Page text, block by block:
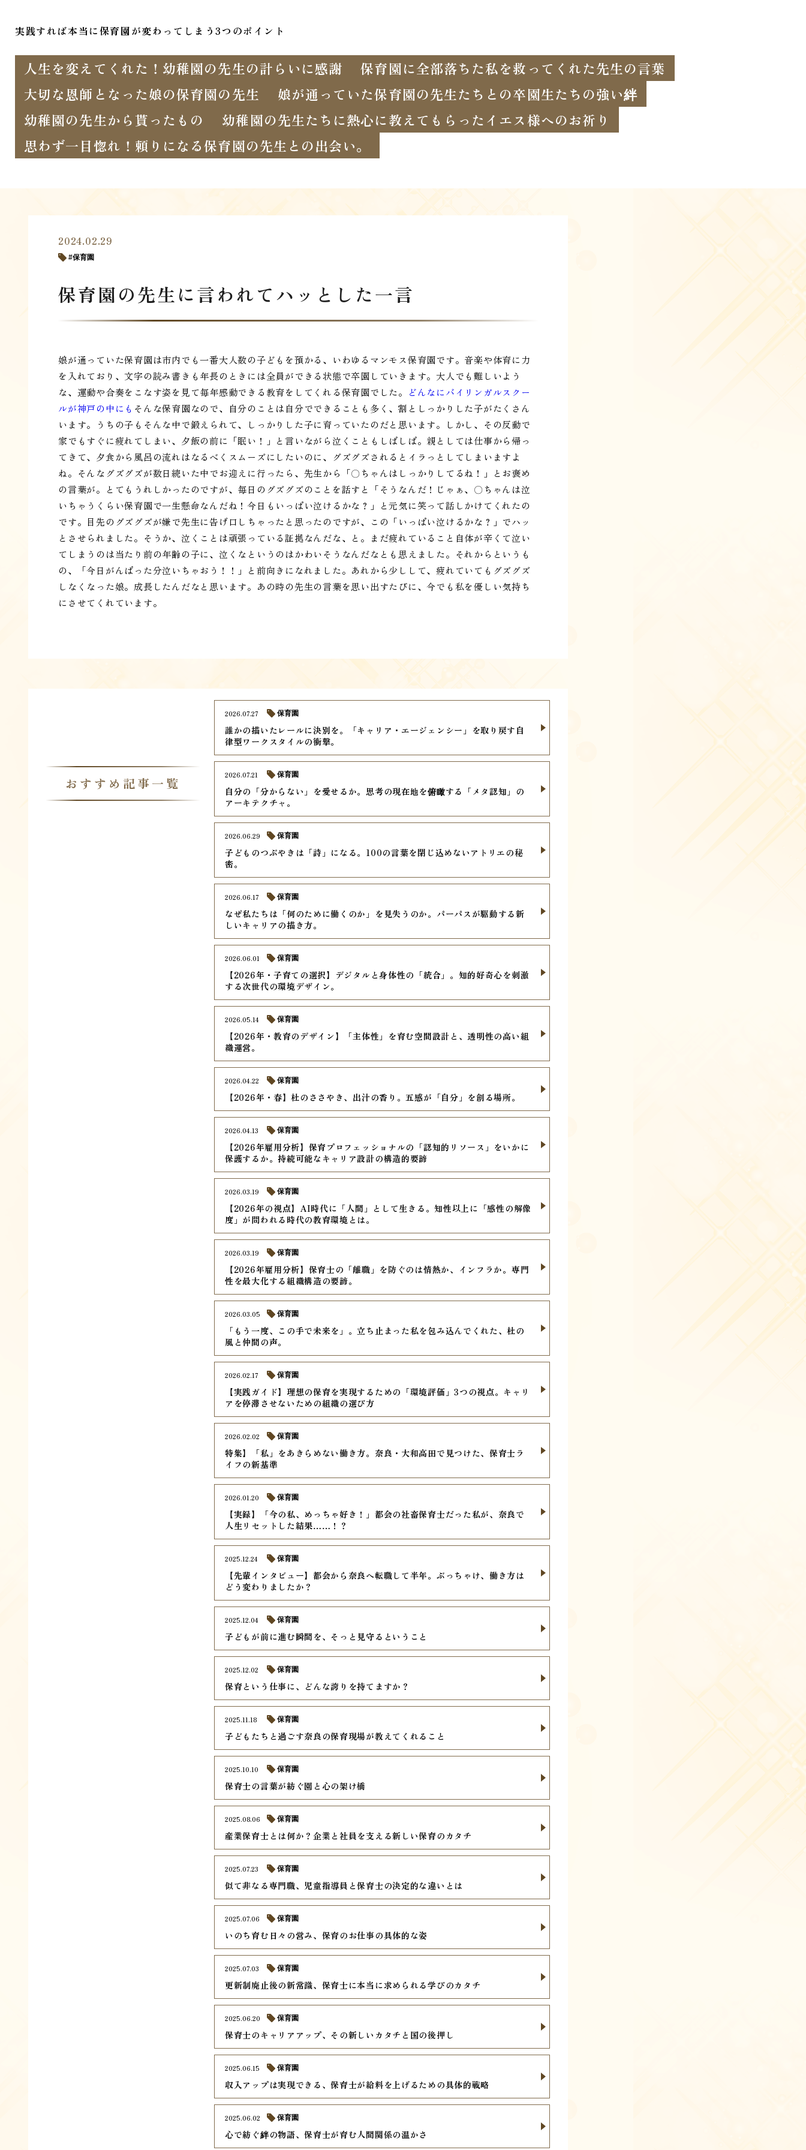
実践すれば本当に保育園が変わってしまう3つのポイント
人生を変えてくれた！幼稚園の先生の計らいに感謝
保育園に全部落ちた私を救ってくれた先生の言葉
大切な恩師となった娘の保育園の先生
娘が通っていた保育園の先生たちとの卒園生たちの強い絆
幼稚園の先生から貰ったもの
幼稚園の先生たちに熱心に教えてもらったイエス様へのお祈り
思わず一目惚れ！頼りになる保育園の先生との出会い。
2024.02.29
保育園
保育園の先生に言われてハッとした一言
娘が通っていた保育園は市内でも一番大人数の子どもを預かる、いわゆるマンモス保育園です。音楽や体育に力
を入れており、文字の読み書きも年長のときには全員ができる状態で卒園していきます。大人でも難しいよう
な、運動や合奏をこなす姿を見て毎年感動できる教育をしてくれる保育園でした。
どんなにバイリンガルスクー
ルが神戸の中にも そんな保育園なので、自分のことは自分でできることも多く、割としっかりした子がたくさん
います。うちの子もそんな中で鍛えられて、しっかりした子に育っていたのだと思います。しかし、その反動で
家でもすぐに疲れてしまい、夕飯の前に「眠い！」と言いながら泣くこともしばしば。親としては仕事から帰っ
てきて、夕食から風呂の流れはなるべくスムーズにしたいのに、グズグズされるとイラっとしてしまいますよ
ね。そんなグズグズが数日続いた中でお迎えに行ったら、先生から「〇ちゃんはしっかりしてるね！」とお褒め
の言葉が。とてもうれしかったのですが、毎日のグズグズのことを話すと「そうなんだ！じゃぁ、〇ちゃんは泣
いちゃうくらい保育園で一生懸命なんだね！今日もいっぱい泣けるかな？」と元気に笑って話しかけてくれたの
です。目先のグズグズが嫌で先生に告げ口しちゃったと思ったのですが、この「いっぱい泣けるかな？」でハッ
とさせられました。そうか、泣くことは頑張っている証拠なんだな、と。まだ疲れていること自体が辛くて泣い
てしまうのは当たり前の年齢の子に、泣くなというのはかわいそうなんだなとも思えました。それからというも
の、「今日がんばった分泣いちゃおう！！」と前向きになれました。あれから少しして、疲れていてもグズグズ
しなくなった娘。成長したんだなと思います。あの時の先生の言葉を思い出すたびに、今でも私を優しい気持ち
にさせてくれています。
おすすめ記事一覧
誰かの描いたレールに決別を。「キャリア・エージェンシー」を取り戻す自
律型ワークスタイルの衝撃。
2026.07.27 保育園
自分の「分からない」を愛せるか。思考の現在地を俯瞰する「メタ認知」の
アーキテクチャ。
2026.07.21 保育園
子どものつぶやきは「詩」になる。100の言葉を閉じ込めないアトリエの秘
密。
2026.06.29 保育園
なぜ私たちは「何のために働くのか」を見失うのか。パーパスが駆動する新
しいキャリアの描き方。
2026.06.17 保育園
【2026年・子育ての選択】デジタルと身体性の「統合」。知的好奇心を刺激
する次世代の環境デザイン。
2026.06.01 保育園
【2026年・教育のデザイン】「主体性」を育む空間設計と、透明性の高い組
織運営。
2026.05.14 保育園
【2026年・春】杜のささやき、出汁の香り。五感が「自分」を創る場所。
2026.04.22 保育園
【2026年雇用分析】保育プロフェッショナルの「認知的リソース」をいかに
保護するか。持続可能なキャリア設計の構造的要諦
2026.04.13 保育園
【2026年の視点】AI時代に「人間」として生きる。知性以上に「感性の解像
度」が問われる時代の教育環境とは。
2026.03.19 保育園
【2026年雇用分析】保育士の「離職」を防ぐのは情熱か、インフラか。専門
性を最大化する組織構造の要諦。
2026.03.19 保育園
「もう一度、この手で未来を」。立ち止まった私を包み込んでくれた、杜の
風と仲間の声。
2026.03.05 保育園
【実践ガイド】理想の保育を実現するための「環境評価」3つの視点。キャリ
アを停滞させないための組織の選び方
2026.02.17 保育園
特集】「私」をあきらめない働き方。奈良・大和高田で見つけた、保育士ラ
イフの新基準
2026.02.02 保育園
【実録】「今の私、めっちゃ好き！」都会の社畜保育士だった私が、奈良で
人生リセットした結果……！？
2026.01.20 保育園
【先輩インタビュー】都会から奈良へ転職して半年。ぶっちゃけ、働き方は
どう変わりましたか？
2025.12.24 保育園
子どもが前に進む瞬間を、そっと見守るということ
2025.12.04 保育園
保育という仕事に、どんな誇りを持てますか？
2025.12.02 保育園
子どもたちと過ごす奈良の保育現場が教えてくれること
2025.11.18 保育園
保育士の言葉が紡ぐ園と心の架け橋
2025.10.10 保育園
産業保育士とは何か？企業と社員を支える新しい保育のカタチ
2025.08.06 保育園
似て非なる専門職、児童指導員と保育士の決定的な違いとは
2025.07.23 保育園
いのち育む日々の営み、保育のお仕事の具体的な姿
2025.07.06 保育園
更新制廃止後の新常識、保育士に本当に求められる学びのカタチ
2025.07.03 保育園
保育士のキャリアアップ、その新しいカタチと国の後押し
2025.06.20 保育園
収入アップは実現できる、保育士が給料を上げるための具体的戦略
2025.06.15 保育園
心で紡ぐ絆の物語、保育士が育む人間関係の温かさ
2025.06.02 保育園